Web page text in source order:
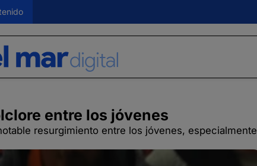
entre los jóvenes
resurgimiento entre los jóvenes, especialmente